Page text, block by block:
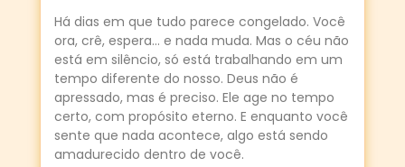
Há dias em que tudo parece congelado. Você
ora, crê, espera… e nada muda. Mas o céu não
está em silêncio, só está trabalhando em um
tempo diferente do nosso. Deus não é
apressado, mas é preciso. Ele age no tempo
certo, com propósito eterno. E enquanto você
sente que nada acontece, algo está sendo
amadurecido dentro de você.